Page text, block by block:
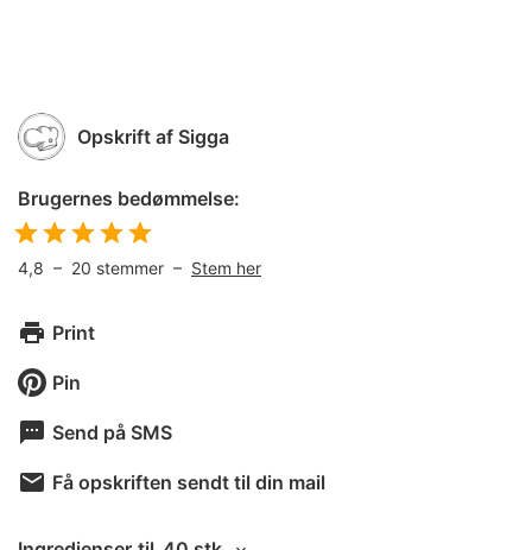
Opskrift af Sigga
Brugernes bedømmelse:
4,8 – 20 stemmer – Stem her
Print
Pin
Send på SMS
Få opskriften sendt til din mail